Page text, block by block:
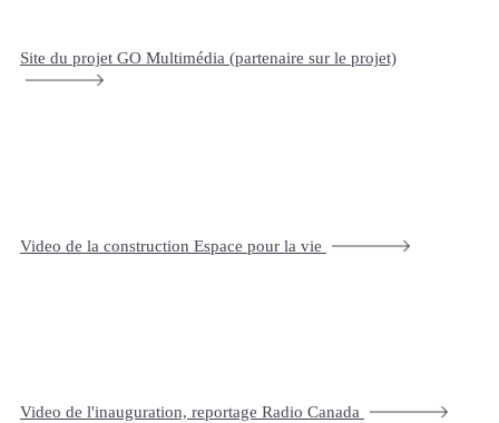
Site du projet GO Multimédia (partenaire sur le projet)
Video de la construction Espace pour la vie
Video de l'inauguration, reportage Radio Canada